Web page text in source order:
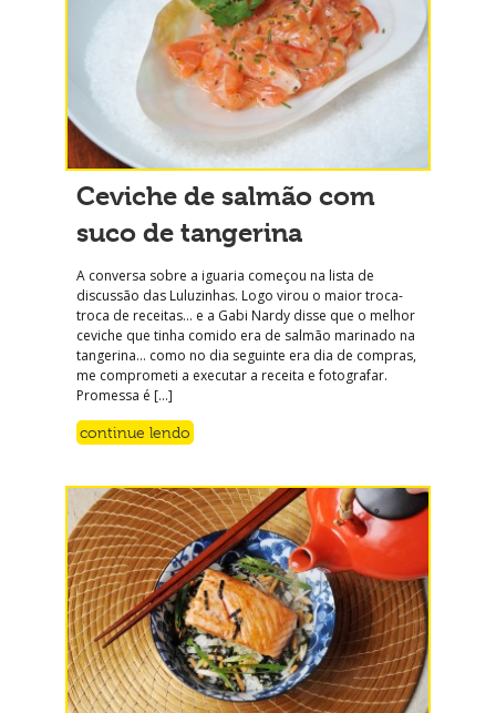
Ceviche de salmão com
suco de tangerina
A conversa sobre a iguaria começou na lista de
discussão das Luluzinhas. Logo virou o maior troca-
troca de receitas… e a Gabi Nardy disse que o melhor
ceviche que tinha comido era de salmão marinado na
tangerina… como no dia seguinte era dia de compras,
me comprometi a executar a receita e fotografar.
Promessa é […]
continue lendo